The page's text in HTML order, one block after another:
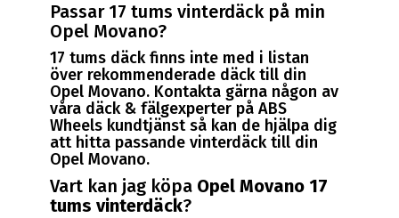
Passar 17 tums vinterdäck på min
Opel Movano?
17 tums däck finns inte med i listan
över rekommenderade däck till din
Opel Movano. Kontakta gärna någon av
våra däck & fälgexperter på ABS
Wheels kundtjänst så kan de hjälpa dig
att hitta passande vinterdäck till din
Opel Movano.
Vart kan jag köpa Opel Movano 17
tums vinterdäck?